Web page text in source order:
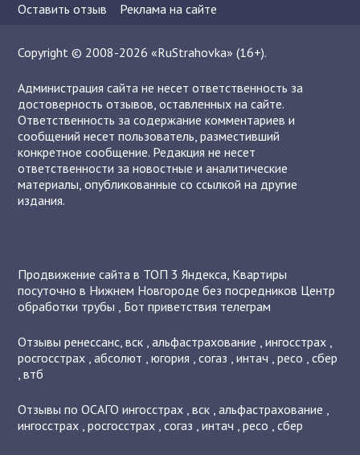
Оставить отзыв
Реклама на сайте
Copyright © 2008-2026 «RuStrahovka» (16+).
Администрация сайта не несет ответственность за
достоверность отзывов, оставленных на сайте.
Ответственность за содержание комментариев и
сообщений несет пользователь, разместивший
конкретное сообщение. Редакция не несет
ответственности за новостные и аналитические
материалы, опубликованные со ссылкой на другие
издания.
Продвижение сайта в ТОП 3 Яндекса, Квартиры
посуточно в Нижнем Новгороде без посредников Центр
обработки трубы , Бот приветствия телеграм
Отзывыренессанс,вск ,альфастрахование ,ингосстрах ,
росгосстрах ,абсолют ,югория ,согаз ,интач ,ресо ,сбер
,втб
Отзывы по ОСАГОингосстрах ,вск ,альфастрахование ,
ингосстрах ,росгосстрах ,согаз ,интач ,ресо ,сбер